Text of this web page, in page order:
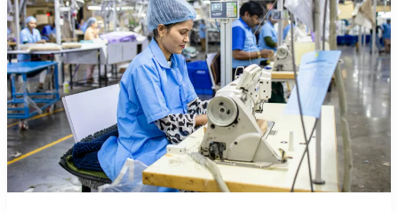
devient
un
facteur
de
risque